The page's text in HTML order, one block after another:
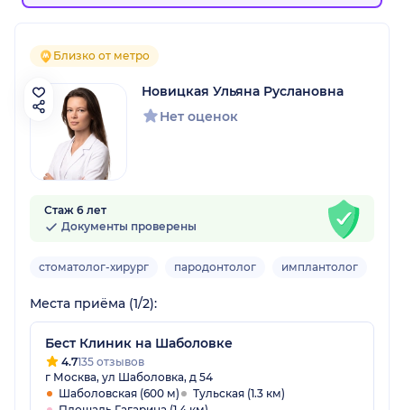
Близко от метро
Новицкая Ульяна Руслановна
Нет оценок
Стаж 6 лет
Документы проверены
стоматолог-хирург пародонтолог имплантолог
Места приёма (1/2):
Бест Клиник на Шаболовке
4.7135 отзывов
г Москва, ул Шаболовка, д 54
Шаболовская (600 м)
Тульская (1.3 км)